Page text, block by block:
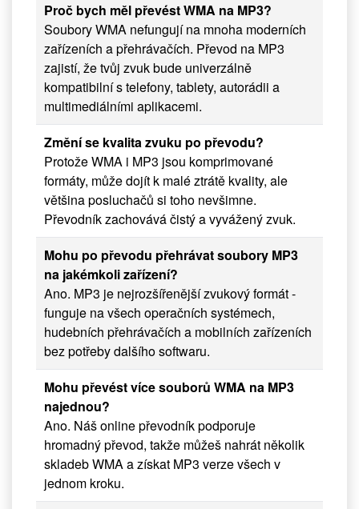
Proč bych měl převést WMA na MP3?
Soubory WMA nefungují na mnoha moderních
zařízeních a přehrávačích. Převod na MP3
zajistí, že tvůj zvuk bude univerzálně
kompatibilní s telefony, tablety, autorádii a
multimediálními aplikacemi.
Změní se kvalita zvuku po převodu?
Protože WMA i MP3 jsou komprimované
formáty, může dojít k malé ztrátě kvality, ale
většina posluchačů si toho nevšimne.
Převodník zachovává čistý a vyvážený zvuk.
Mohu po převodu přehrávat soubory MP3
na jakémkoli zařízení?
Ano. MP3 je nejrozšířenější zvukový formát -
funguje na všech operačních systémech,
hudebních přehrávačích a mobilních zařízeních
bez potřeby dalšího softwaru.
Mohu převést více souborů WMA na MP3
najednou?
Ano. Náš online převodník podporuje
hromadný převod, takže můžeš nahrát několik
skladeb WMA a získat MP3 verze všech v
jednom kroku.